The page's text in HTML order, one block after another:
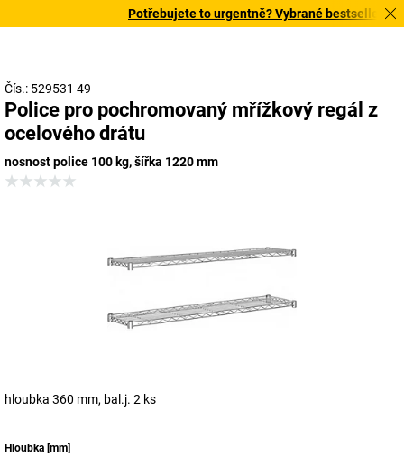
Potřebujete to urgentně? Vybrané bestsellery
Čís.: 529531 49
Police pro pochromovaný mřížkový regál z
ocelového drátu
nosnost police 100 kg, šířka 1220 mm
hloubka 360 mm, bal.j. 2 ks
Hloubka [mm]